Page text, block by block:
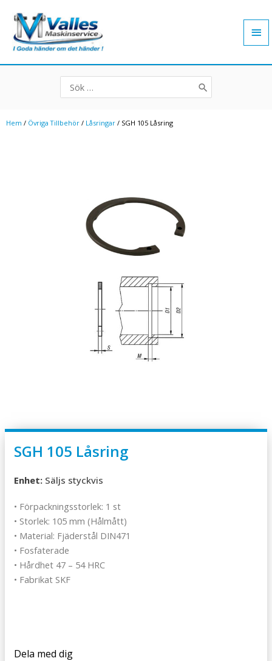
innehåll
Search
for:
Hem / Övriga Tillbehör / Låsringar / SGH 105 Låsring
SGH 105 Låsring
Enhet: Säljs styckvis
• Förpackningsstorlek: 1 st
• Storlek: 105 mm (Hålmått)
• Material: Fjäderstål DIN471
• Fosfaterade
• Hårdhet 47 – 54 HRC
• Fabrikat SKF
Dela med dig